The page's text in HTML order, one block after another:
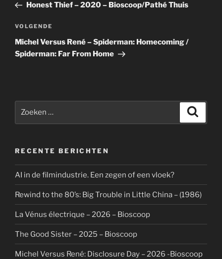
bericht
Honest Thief – 2020 – Bioscoop/Pathé Thuis
Volgend
bericht
VOLGENDE
Michel Versus René – Spiderman: Homecoming /
Spiderman: Far From Home
RECENTE BERICHTEN
AI in de filmindustrie. Een zegen of een vloek?
Rewind to the 80’s: Big Trouble in Little China – (1986)
La Vénus électrique – 2026 – Bioscoop
The Good Sister – 2025 – Bioscoop
Michel Versus René: Disclosure Day – 2026 -Bioscoop